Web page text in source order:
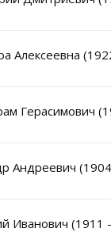
Алексеевна
Герасимович
Андреевич
Иванович